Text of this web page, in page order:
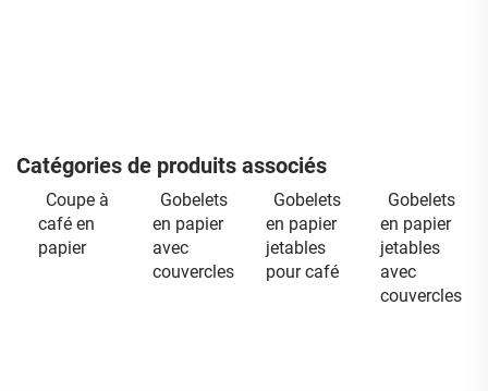
Catégories de produits associés
Coupe à
café en
papier
Gobelets
en papier
avec
couvercles
Gobelets
en papier
jetables
pour café
Gobelets
en papier
jetables
avec
couvercles